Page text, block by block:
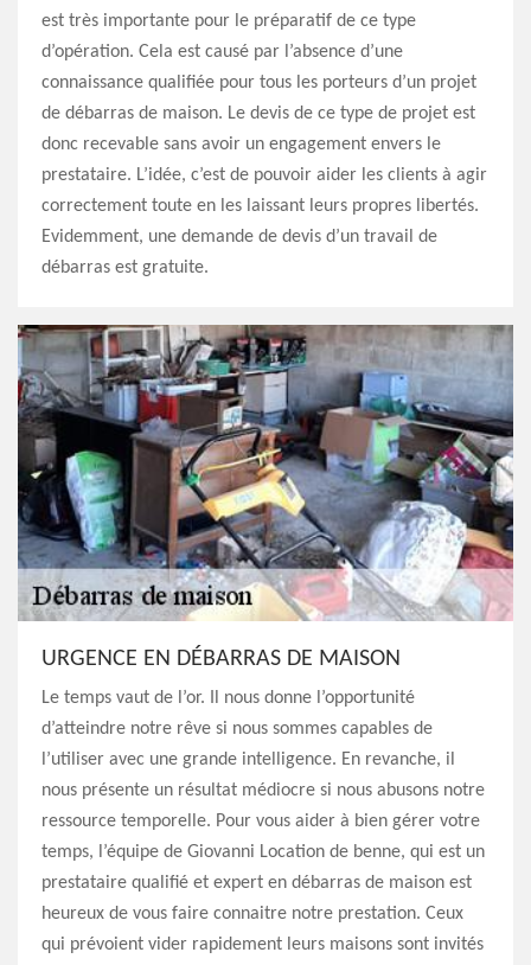
est très importante pour le préparatif de ce type
d’opération. Cela est causé par l’absence d’une
connaissance qualifiée pour tous les porteurs d’un projet
de débarras de maison. Le devis de ce type de projet est
donc recevable sans avoir un engagement envers le
prestataire. L’idée, c’est de pouvoir aider les clients à agir
correctement toute en les laissant leurs propres libertés.
Evidemment, une demande de devis d’un travail de
débarras est gratuite.
URGENCE EN DÉBARRAS DE MAISON
Le temps vaut de l’or. Il nous donne l’opportunité
d’atteindre notre rêve si nous sommes capables de
l’utiliser avec une grande intelligence. En revanche, il
nous présente un résultat médiocre si nous abusons notre
ressource temporelle. Pour vous aider à bien gérer votre
temps, l’équipe de Giovanni Location de benne, qui est un
prestataire qualifié et expert en débarras de maison est
heureux de vous faire connaitre notre prestation. Ceux
qui prévoient vider rapidement leurs maisons sont invités